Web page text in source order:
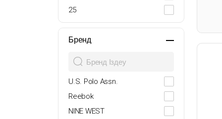
25
26
27
30
31
32
Бренд
U.S. Polo Assn.
Reebok
NINE WEST